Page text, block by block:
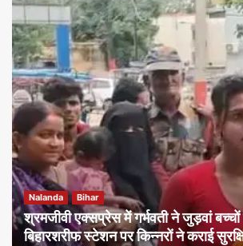
Nalanda Bihar
श्रमजीवी एक्सप्रेस में गर्भवती ने जुड़वां बच्चों
बिहारशरीफ स्टेशन पर किन्नरों ने कराई